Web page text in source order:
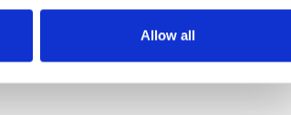
Allow all